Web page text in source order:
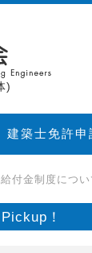
)
建築士免許申
付金制度につ
Pickup！